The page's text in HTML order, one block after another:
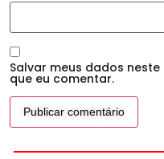
Salvar meus dados
que eu comentar.